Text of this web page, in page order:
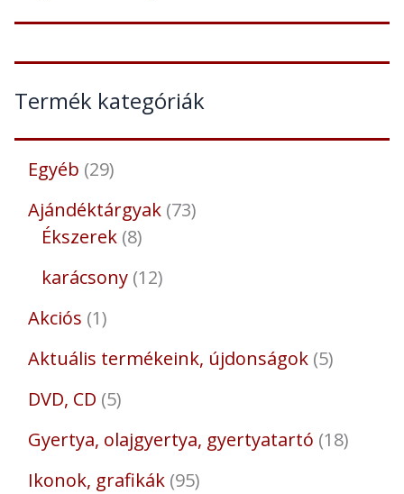
Termék kategóriák
Egyéb 29
Ajándéktárgyak 73
Ékszerek 8
karácsony 12
Akciós 1
Aktuális termékeink, újdonságok 5
DVD, CD 5
Gyertya, olajgyertya, gyertyatartó 18
Ikonok, grafikák 95